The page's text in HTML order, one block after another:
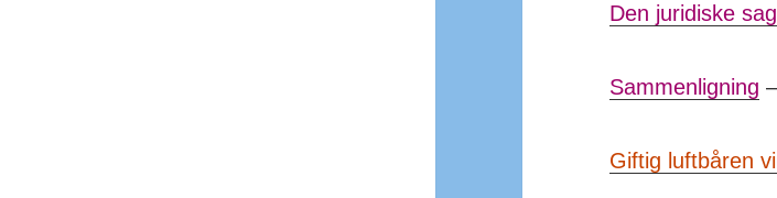
Den juridiske
Sammenligning
Giftig luftbåren